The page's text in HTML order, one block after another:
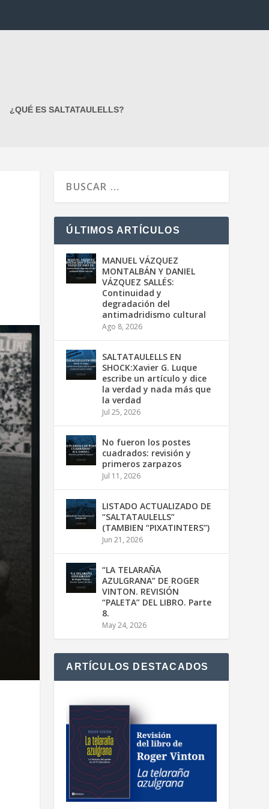
¿QUÉ ES SALTATAULELLS?
ÚLTIMOS ARTÍCULOS
MANUEL VÁZQUEZ
MONTALBÁN Y DANIEL
VÁZQUEZ SALLÉS:
Continuidad y
degradación del
antimadridismo cultural
Ago 8, 2026
SALTATAULELLS EN
SHOCK:Xavier G. Luque
escribe un artículo y dice
la verdad y nada más que
la verdad
Jul 25, 2026
No fueron los postes
cuadrados: revisión y
primeros zarpazos
Jul 11, 2026
LISTADO ACTUALIZADO DE
“SALTATAULELLS”
(TAMBIEN “PIXATINTERS”)
Jun 21, 2026
“LA TELARAÑA
AZULGRANA” DE ROGER
VINTON. REVISIÓN
“PALETA” DEL LIBRO. Parte
8.
May 24, 2026
ARTÍCULOS DESTACADOS